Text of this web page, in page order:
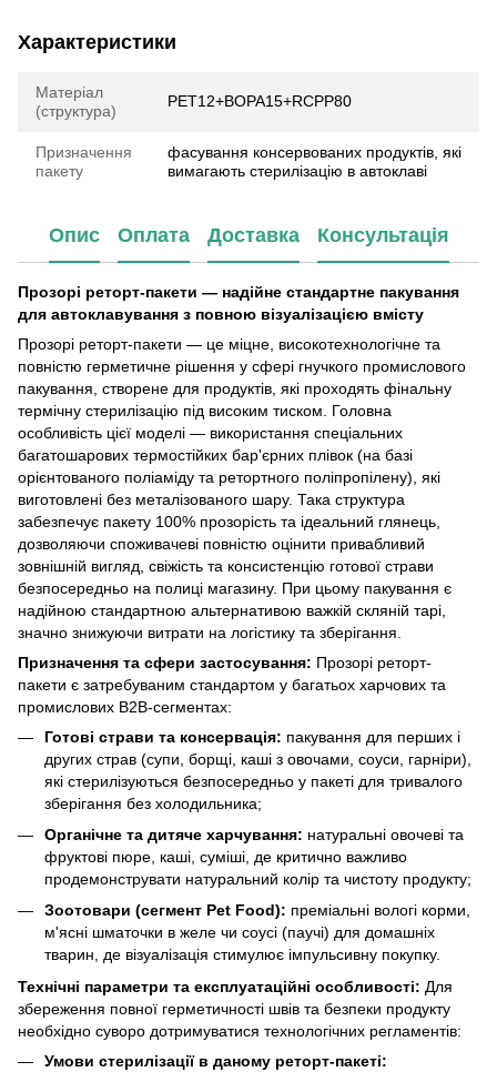
Характеристики
Матеріал
(структура)
РЕТ12+BOPA15+RCPP80
Призначення
пакету
фасування консервованих продуктів, які
вимагають стерилізацію в автоклаві
Опис Оплата Доставка Консультація
Прозорі реторт-пакети — надійне стандартне пакування
для автоклавування з повною візуалізацією вмісту
Прозорі реторт-пакети — це міцне, високотехнологічне та
повністю герметичне рішення у сфері гнучкого промислового
пакування, створене для продуктів, які проходять фінальну
термічну стерилізацію під високим тиском. Головна
особливість цієї моделі — використання спеціальних
багатошарових термостійких бар'єрних плівок (на базі
орієнтованого поліаміду та ретортного поліпропілену), які
виготовлені без металізованого шару. Така структура
забезпечує пакету 100% прозорість та ідеальний глянець,
дозволяючи споживачеві повністю оцінити привабливий
зовнішній вигляд, свіжість та консистенцію готової страви
безпосередньо на полиці магазину. При цьому пакування є
надійною стандартною альтернативою важкій скляній тарі,
значно знижуючи витрати на логістику та зберігання.
Призначення та сфери застосування: Прозорі реторт-
пакети є затребуваним стандартом у багатьох харчових та
промислових B2B-сегментах:
Готові страви та консервація: пакування для перших і
других страв (супи, борщі, каші з овочами, соуси, гарніри),
які стерилізуються безпосередньо у пакеті для тривалого
зберігання без холодильника;
Органічне та дитяче харчування: натуральні овочеві та
фруктові пюре, каші, суміші, де критично важливо
продемонструвати натуральний колір та чистоту продукту;
Зоотовари (сегмент Pet Food): преміальні вологі корми,
м'ясні шматочки в желе чи соусі (паучі) для домашніх
тварин, де візуалізація стимулює імпульсивну покупку.
Технічні параметри та експлуатаційні особливості: Для
збереження повної герметичності швів та безпеки продукту
необхідно суворо дотримуватися технологічних регламентів:
Умови стерилізації в даному реторт-пакеті: